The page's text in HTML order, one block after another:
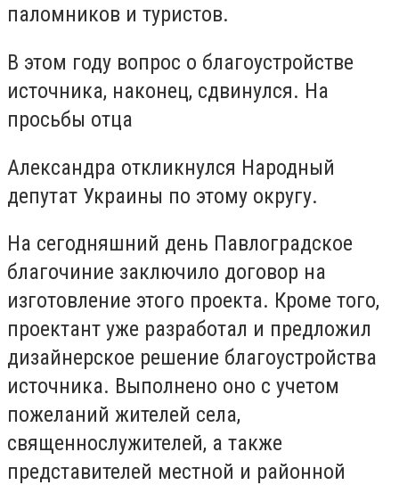
паломников и туристов.
В этом году вопрос о благоустройстве
источника, наконец, сдвинулся. На
просьбы отца
Александра откликнулся Народный
депутат Украины по этому округу.
На сегодняшний день Павлоградское
благочиние заключило договор на
изготовление этого проекта. Кроме того,
проектант уже разработал и предложил
дизайнерское решение благоустройства
источника. Выполнено оно с учетом
пожеланий жителей села,
священнослужителей, а также
представителей местной и районной